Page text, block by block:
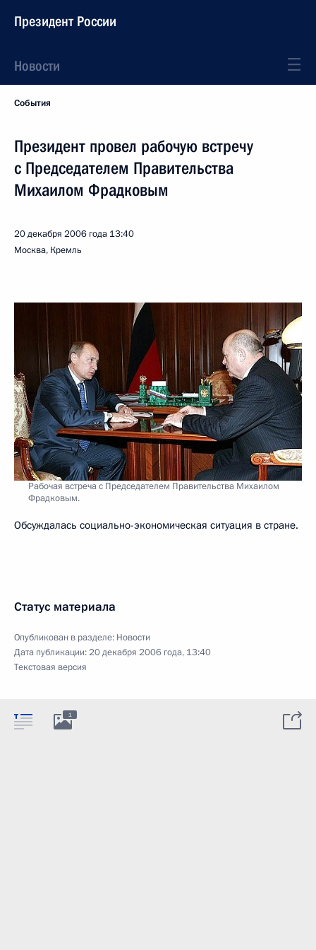
Президент России
Новости
События
Президент провел рабочую встречу
с Председателем Правительства
Михаилом Фрадковым
20 декабря 2006 года 13:40
Москва, Кремль
Рабочая встреча с Председателем Правительства Михаилом
Фрадковым.
Обсуждалась социально-экономическая ситуация в стране.
Статус материала
Опубликован в разделе: Новости
Дата публикации:20 декабря 2006 года, 13:40
Текстовая версия
1